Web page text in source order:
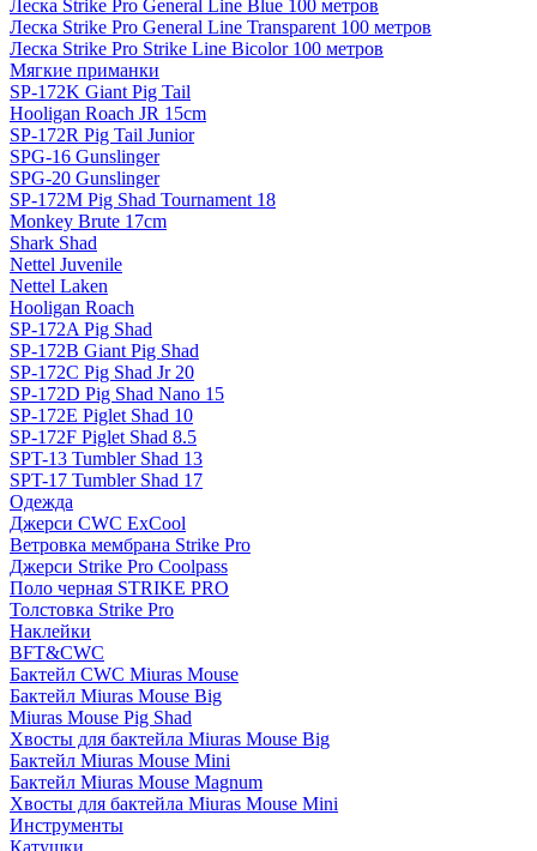
Леска Strike Pro General Line Blue 100 метров
Леска Strike Pro General Line Transparent 100 метров
Леска Strike Pro Strike Line Bicolor 100 метров
Мягкие приманки
SP-172K Giant Pig Tail
Hooligan Roach JR 15cm
SP-172R Pig Tail Junior
SPG-16 Gunslinger
SPG-20 Gunslinger
SP-172M Pig Shad Tournament 18
Monkey Brute 17cm
Shark Shad
Nettel Juvenile
Nettel Laken
Hooligan Roach
SP-172A Pig Shad
SP-172B Giant Pig Shad
SP-172C Pig Shad Jr 20
SP-172D Pig Shad Nano 15
SP-172E Piglet Shad 10
SP-172F Piglet Shad 8.5
SPT-13 Tumbler Shad 13
SPT-17 Tumbler Shad 17
Одежда
Джерси CWC ExCool
Ветровка мембрана Strike Pro
Джерси Strike Pro Coolpass
Поло черная STRIKE PRO
Толстовка Strike Pro
Наклейки
BFT&CWC
Бактейл CWC Miuras Mouse
Бактейл Miuras Mouse Big
Miuras Mouse Pig Shad
Хвосты для бактейла Miuras Mouse Big
Бактейл Miuras Mouse Mini
Бактейл Miuras Mouse Magnum
Хвосты для бактейла Miuras Mouse Mini
Инструменты
Катушки